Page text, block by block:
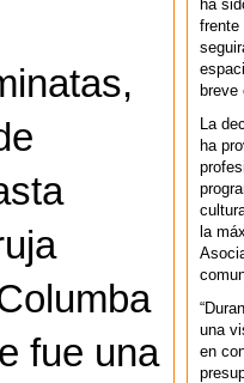
fue una
ha
frente
breve
La
ha
la
una
en